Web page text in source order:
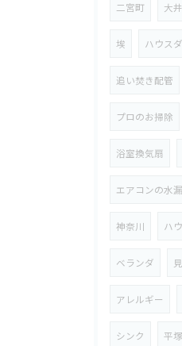
二宮町 大
埃 ハウス
追い焚き配管
プロのお掃除
浴室換気扇
エアコンの水
神奈川 ハ
ベランダ
アレルギー
シンク 平